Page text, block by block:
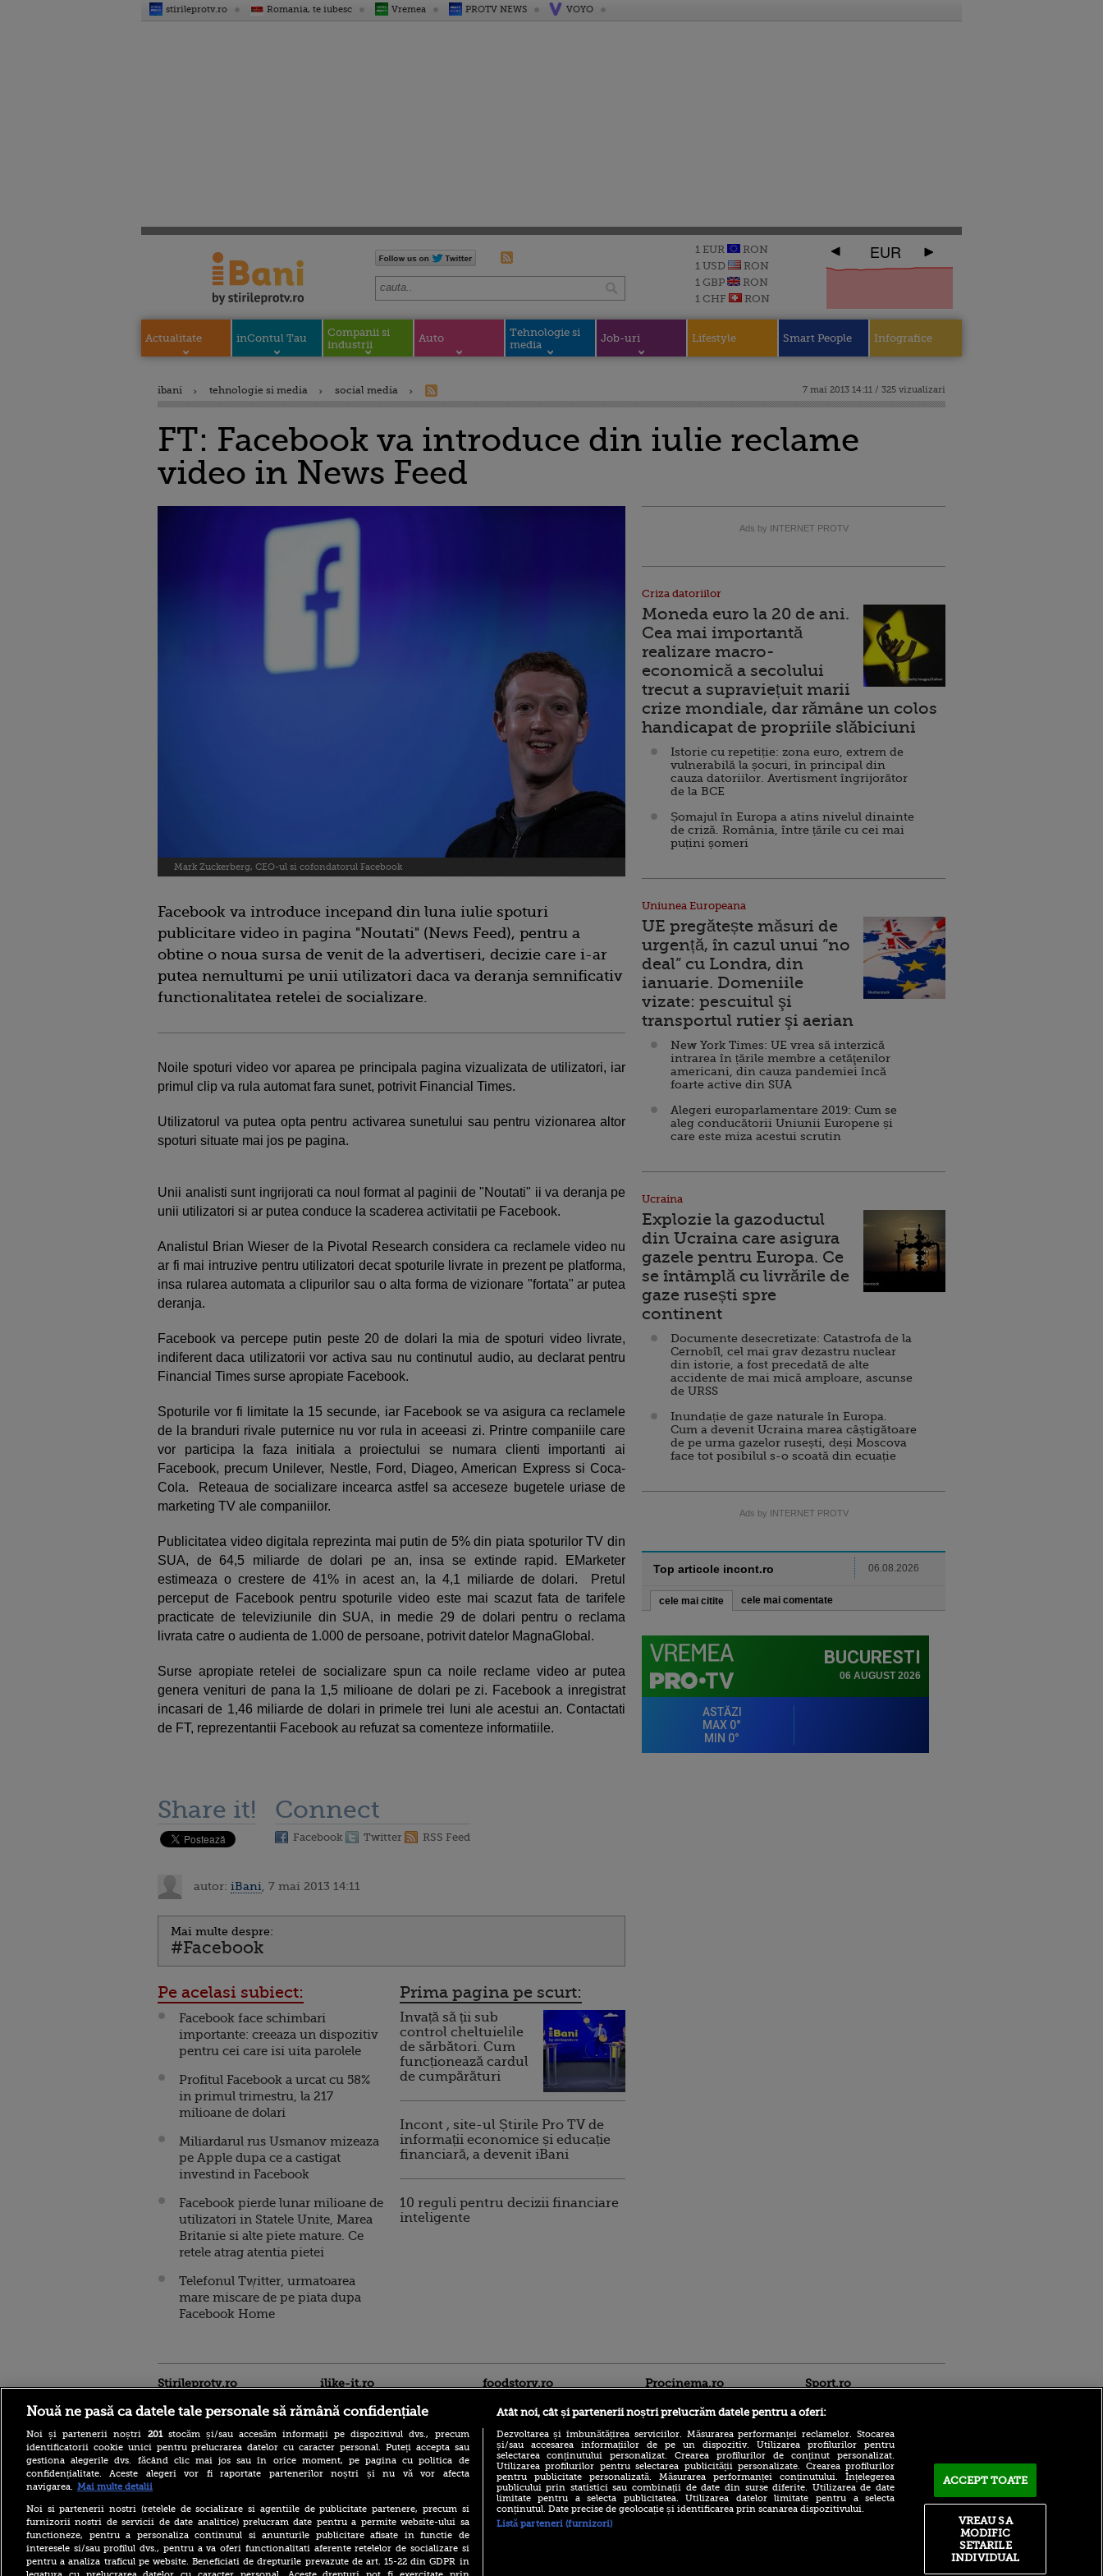
stirileprotv.ro Romania, te iubesc Vremea PROTV NEWS VOYO
1 EUR
RON
1 USD
RON
1 GBP
RON
1 CHF
RON
EUR
Actualitate inContul Tau
Companii si
industrii
Auto
Tehnologie si
media
Job-uri Lifestyle Smart People Infografice
ibani tehnologie si media social media 7 mai 2013 14:11 / 325 vizualizari
FT: Facebook va introduce din iulie reclame
video in News Feed
Mark Zuckerberg, CEO-ul si cofondatorul Facebook
Facebook va introduce incepand din luna iulie spoturi
publicitare video in pagina "Noutati" (News Feed), pentru a
obtine o noua sursa de venit de la advertiseri, decizie care i-ar
putea nemultumi pe unii utilizatori daca va deranja semnificativ
functionalitatea retelei de socializare.
Noile spoturi video vor aparea pe principala pagina vizualizata de utilizatori, iar
primul clip va rula automat fara sunet, potrivit Financial Times.
Utilizatorul va putea opta pentru activarea sunetului sau pentru vizionarea altor
spoturi situate mai jos pe pagina.
Unii analisti sunt ingrijorati ca noul format al paginii de "Noutati" ii va deranja pe
unii utilizatori si ar putea conduce la scaderea activitatii pe Facebook.
Analistul Brian Wieser de la Pivotal Research considera ca reclamele video nu
ar fi mai intruzive pentru utilizatori decat spoturile livrate in prezent pe platforma,
insa rularea automata a clipurilor sau o alta forma de vizionare "fortata" ar putea
deranja.
Facebook va percepe putin peste 20 de dolari la mia de spoturi video livrate,
indiferent daca utilizatorii vor activa sau nu continutul audio, au declarat pentru
Financial Times surse apropiate Facebook.
Spoturile vor fi limitate la 15 secunde, iar Facebook se va asigura ca reclamele
de la branduri rivale puternice nu vor rula in aceeasi zi. Printre companiile care
vor participa la faza initiala a proiectului se numara clienti importanti ai
Facebook, precum Unilever, Nestle, Ford, Diageo, American Express si Coca-
Cola. Reteaua de socializare incearca astfel sa acceseze bugetele uriase de
marketing TV ale companiilor.
Publicitatea video digitala reprezinta mai putin de 5% din piata spoturilor TV din
SUA, de 64,5 miliarde de dolari pe an, insa se extinde rapid. EMarketer
estimeaza o crestere de 41% in acest an, la 4,1 miliarde de dolari. Pretul
perceput de Facebook pentru spoturile video este mai scazut fata de tarifele
practicate de televiziunile din SUA, in medie 29 de dolari pentru o reclama
livrata catre o audienta de 1.000 de persoane, potrivit datelor MagnaGlobal.
Surse apropiate retelei de socializare spun ca noile reclame video ar putea
genera venituri de pana la 1,5 milioane de dolari pe zi. Facebook a inregistrat
incasari de 1,46 miliarde de dolari in primele trei luni ale acestui an. Contactati
de FT, reprezentantii Facebook au refuzat sa comenteze informatiile.
Share it! Connect
Facebook Twitter RSS Feed
autor: iBani , 7 mai 2013 14:11
Mai multe despre:
#Facebook
Pe acelasi subiect:
Facebook face schimbari
importante: creeaza un dispozitiv
pentru cei care isi uita parolele
Profitul Facebook a urcat cu 58%
in primul trimestru, la 217
milioane de dolari
Miliardarul rus Usmanov mizeaza
pe Apple dupa ce a castigat
investind in Facebook
Facebook pierde lunar milioane de
utilizatori in Statele Unite, Marea
Britanie si alte piete mature. Ce
retele atrag atentia pietei
Telefonul Twitter, urmatoarea
mare miscare de pe piata dupa
Facebook Home
Prima pagina pe scurt:
Invață să ții sub
control cheltuielile
de sărbători. Cum
funcționează cardul
de cumpărături
Incont , site-ul Știrile Pro TV de
informații economice și educație
financiară, a devenit iBani
10 reguli pentru decizii financiare
inteligente
Ads by INTERNET PROTV
Criza datoriilor
Moneda euro la 20 de ani.
Cea mai importantă
realizare macro-
economică a secolului
trecut a supraviețuit marii
crize mondiale, dar rămâne un colos
handicapat de propriile slăbiciuni
Istorie cu repetiție: zona euro, extrem de
vulnerabilă la șocuri, în principal din
cauza datoriilor. Avertisment îngrijorător
de la BCE
Șomajul în Europa a atins nivelul dinainte
de criză. România, între țările cu cei mai
puțini șomeri
Uniunea Europeana
UE pregătește măsuri de
urgență, în cazul unui ”no
deal” cu Londra, din
ianuarie. Domeniile
vizate: pescuitul şi
transportul rutier şi aerian
New York Times: UE vrea să interzică
intrarea în țările membre a cetăţenilor
americani, din cauza pandemiei încă
foarte active din SUA
Alegeri europarlamentare 2019: Cum se
aleg conducătorii Uniunii Europene și
care este miza acestui scrutin
Ucraina
Explozie la gazoductul
din Ucraina care asigura
gazele pentru Europa. Ce
se întâmplă cu livrările de
gaze rusești spre
continent
Documente desecretizate: Catastrofa de la
Cernobîl, cel mai grav dezastru nuclear
din istorie, a fost precedată de alte
accidente de mai mică amploare, ascunse
de URSS
Inundație de gaze naturale în Europa.
Cum a devenit Ucraina marea câștigătoare
de pe urma gazelor rusești, deși Moscova
face tot posibilul s-o scoată din ecuație
Ads by INTERNET PROTV
Top articole incont.ro 06.08.2026
cele mai citite cele mai comentate
Stirileprotv.ro
niciodată atâta export”.
Bulgaria vinde energie la
nivel record după
reducerea producției la
Cernavodă
ilike-it.ro foodstory.ro
(P) Descoperă Lumea
Evenimentelor din România
cu Transilvania Events!
Procinema.ro
Emoții intense pentru
Sport.ro
Bayern – Aston Villa LIVE
pe VOYO SPORT 1, vineri, de
Nouă ne pasă ca datele tale personale să rămână confidențiale
Noi și partenerii noștri 201stocăm și/sau accesăm informații pe dispozitivul dvs., precum
identificatorii cookie unici pentru prelucrarea datelor cu caracter personal. Puteți accepta sau
gestiona alegerile dvs. făcând clic mai jos sau în orice moment, pe pagina cu politica de
confidențialitate. Aceste alegeri vor fi raportate partenerilor noștri și nu vă vor afecta
navigarea. Mai multe detalii
Noi si partenerii nostri (retelele de socializare si agentiile de publicitate partenere, precum si
furnizorii nostri de servicii de date analitice) prelucram date pentru a permite website-ului sa
functioneze, pentru a personaliza continutul si anunturile publicitare afisate in functie de
interesele si/sau profilul dvs., pentru a va oferi functionalitati aferente retelelor de socializare si
pentru a analiza traficul pe website. Beneficiati de drepturile prevazute de art. 15-22 din GDPR in
Atât noi, cât și partenerii noștri prelucrăm datele pentru a oferi:
Dezvoltarea și îmbunătățirea serviciilor. Măsurarea performanței reclamelor. Stocarea
și/sau accesarea informațiilor de pe un dispozitiv. Utilizarea profilurilor pentru
selectarea conținutului personalizat. Crearea profilurilor de conținut personalizat.
Utilizarea profilurilor pentru selectarea publicității personalizate. Crearea profilurilor
pentru publicitate personalizată. Măsurarea performanței conținutului. Înțelegerea
publicului prin statistici sau combinații de date din surse diferite. Utilizarea de date
limitate pentru a selecta publicitatea. Utilizarea datelor limitate pentru a selecta
conținutul. Date precise de geolocație și identificarea prin scanarea dispozitivului.
Listă parteneri (furnizori)
ACCEPT TOATE
VREAU SA
MODIFIC
SETARILE
INDIVIDUAL